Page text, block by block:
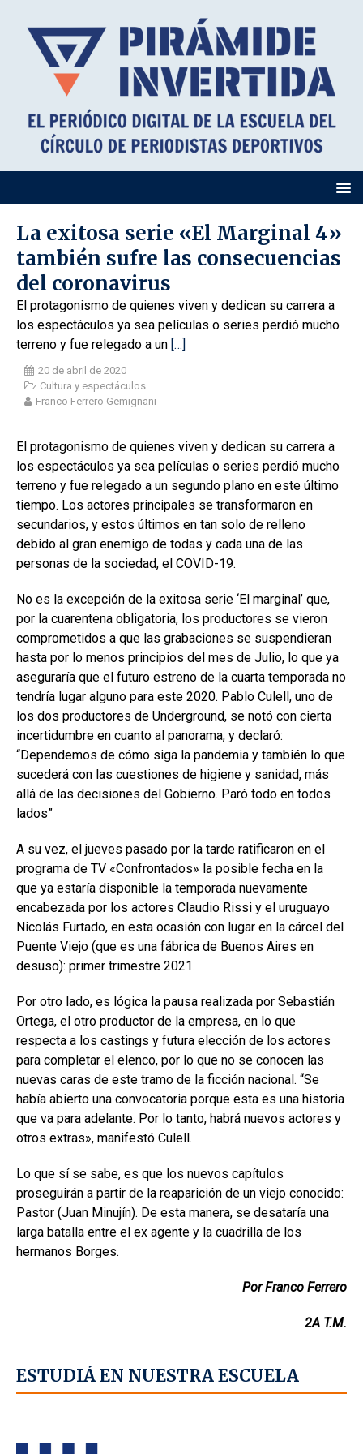
La exitosa serie «El Marginal 4»
también sufre las consecuencias
del coronavirus
El protagonismo de quienes viven y dedican su carrera a
los espectáculos ya sea películas o series perdió mucho
terreno y fue relegado a un […]
20 de abril de 2020
Cultura y espectáculos
Franco Ferrero Gemignani
El protagonismo de quienes viven y dedican su carrera a
los espectáculos ya sea películas o series perdió mucho
terreno y fue relegado a un segundo plano en este último
tiempo. Los actores principales se transformaron en
secundarios, y estos últimos en tan solo de relleno
debido al gran enemigo de todas y cada una de las
personas de la sociedad, el COVID-19.
No es la excepción de la exitosa serie ‘El marginal’ que,
por la cuarentena obligatoria, los productores se vieron
comprometidos a que las grabaciones se suspendieran
hasta por lo menos principios del mes de Julio, lo que ya
aseguraría que el futuro estreno de la cuarta temporada no
tendría lugar alguno para este 2020. Pablo Culell, uno de
los dos productores de Underground, se notó con cierta
incertidumbre en cuanto al panorama, y declaró:
“Dependemos de cómo siga la pandemia y también lo que
sucederá con las cuestiones de higiene y sanidad, más
allá de las decisiones del Gobierno. Paró todo en todos
lados”
A su vez, el jueves pasado por la tarde ratificaron en el
programa de TV «Confrontados» la posible fecha en la
que ya estaría disponible la temporada nuevamente
encabezada por los actores Claudio Rissi y el uruguayo
Nicolás Furtado, en esta ocasión con lugar en la cárcel del
Puente Viejo (que es una fábrica de Buenos Aires en
desuso): primer trimestre 2021.
Por otro lado, es lógica la pausa realizada por Sebastián
Ortega, el otro productor de la empresa, en lo que
respecta a los castings y futura elección de los actores
para completar el elenco, por lo que no se conocen las
nuevas caras de este tramo de la ficción nacional. “Se
había abierto una convocatoria porque esta es una historia
que va para adelante. Por lo tanto, habrá nuevos actores y
otros extras», manifestó Culell.
Lo que sí se sabe, es que los nuevos capítulos
proseguirán a partir de la reaparición de un viejo conocido:
Pastor (Juan Minujín). De esta manera, se desataría una
larga batalla entre el ex agente y la cuadrilla de los
hermanos Borges.
Por Franco Ferrero
2A T.M.
ESTUDIÁ EN NUESTRA ESCUELA